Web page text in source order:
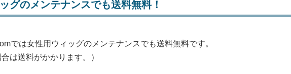
グのメンテナンスでも送料無料！
では女性用ウィッグのメンテナンスでも送料無料です。
は送料がかかります。）